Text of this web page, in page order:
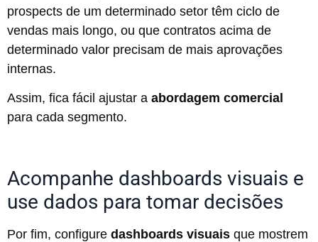
prospects de um determinado setor têm ciclo de
vendas mais longo, ou que contratos acima de
determinado valor precisam de mais aprovações
internas.
Assim, fica fácil ajustar a abordagem comercial
para cada segmento.
Acompanhe dashboards visuais e
use dados para tomar decisões
Por fim, configure dashboards visuais que mostrem